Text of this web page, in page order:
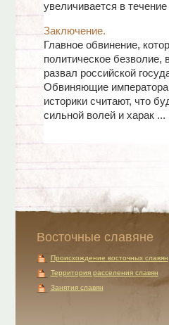
увеличивается в
Заключение.
Главное обвинение,
политическое безволие,
развал российской
Обвиняющие императора
историки считают, что
сильной волей и харак ...
Восточные славяне
Происхождение восточных славян
Территория расселения славян
Занятия славян